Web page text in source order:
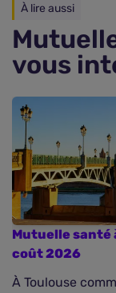
À lire aussi
vous
Mutuelle santé
coût 2026
À Toulouse